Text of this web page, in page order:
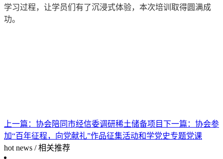
学习过程，让学员们有了沉浸式体验，本次培训取得圆满成
功。
上一篇： 协会陪同市经信委调研稀土储备项目下一篇： 协会参
加“百年征程，向党献礼”作品征集活动和学党史专题党课
hot news / 相关推荐